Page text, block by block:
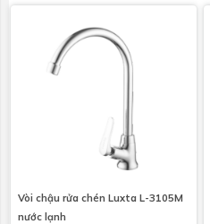
Vòi chậu rửa chén Luxta L-3105M
nước lạnh